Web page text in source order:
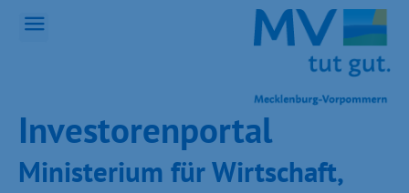
Inves­toren­por­tal
Ministeri­um für Wirt­schaft,